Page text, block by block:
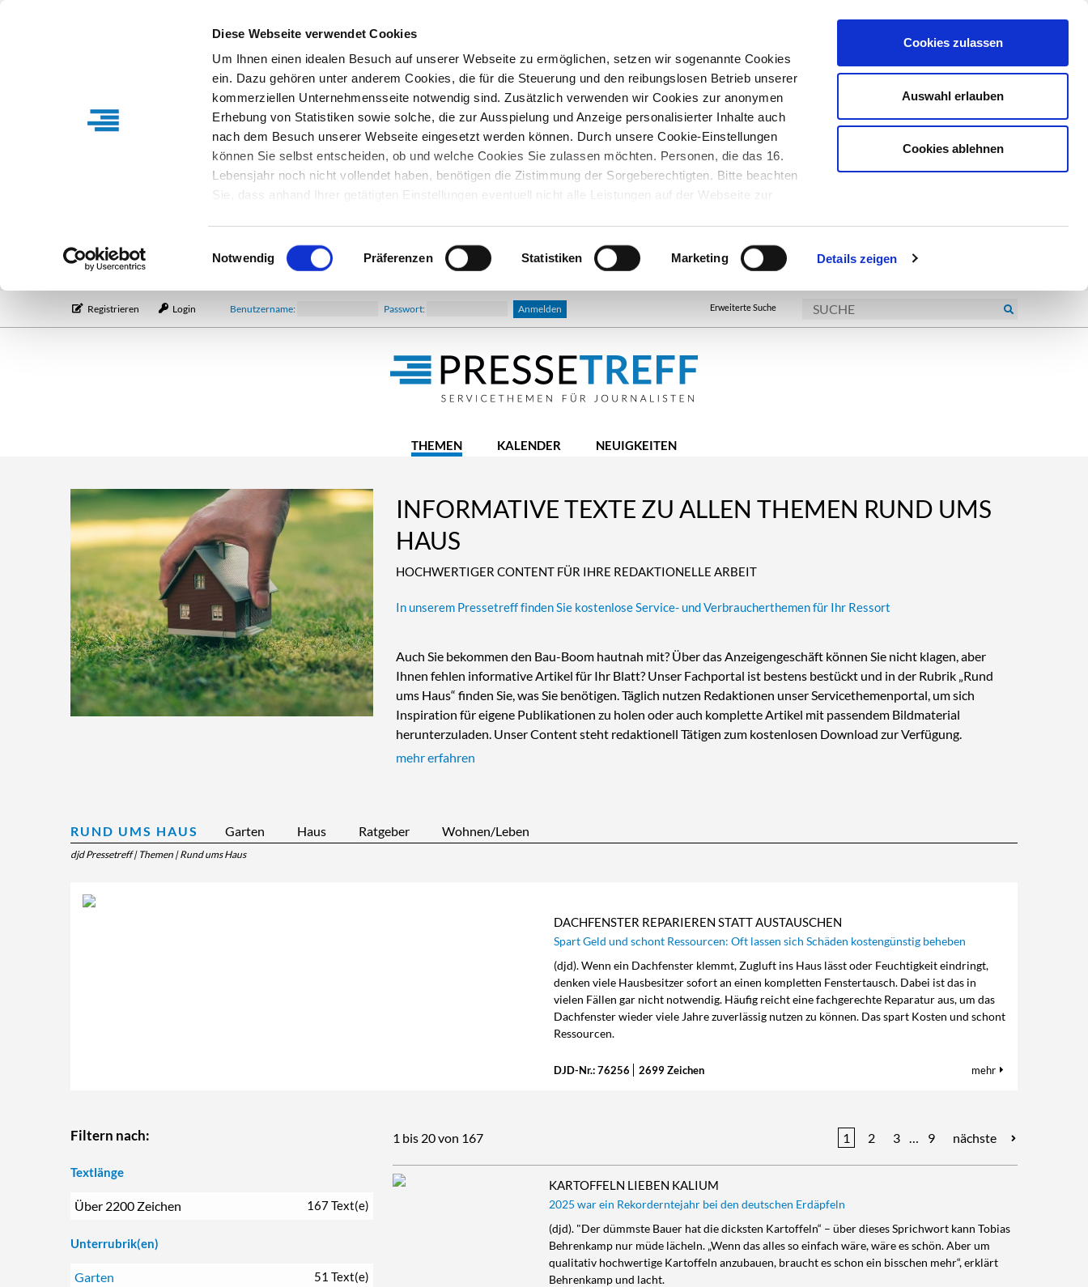
Diese Webseite verwendet Cookies
Um Ihnen einen idealen Besuch auf unserer Webseite zu ermöglichen, setzen wir sogenannte Cookies
ein. Dazu gehören unter anderem Cookies, die für die Steuerung und den reibungslosen Betrieb unserer
kommerziellen Unternehmensseite notwendig sind. Zusätzlich verwenden wir Cookies zur anonymen
Erhebung von Statistiken sowie solche, die zur Ausspielung und Anzeige personalisierter Inhalte auch
nach dem Besuch unserer Webseite eingesetzt werden können. Durch unsere Cookie-Einstellungen
können Sie selbst entscheiden, ob und welche Cookies Sie zulassen möchten. Personen, die das 16.
Lebensjahr noch nicht vollendet haben, benötigen die Zistimmung der Sorgeberechtigten. Bitte beachten
Sie, dass anhand Ihrer getätigten Einstellungen eventuell nicht alle Leistungen auf der Webseite zur
entsprechende Informationen.
Einwilligungsauswahl
Notwendig Präferenzen Statistiken Marketing Details zeigen
Cookies zulassen
Auswahl erlauben
Cookies ablehnen
Benutzername: Passwort:
Registrieren Login Erweiterte Suche
THEMEN KALENDER NEUIGKEITEN
INFORMATIVE TEXTE ZU ALLEN THEMEN RUND UMS
HAUS
HOCHWERTIGER CONTENT FÜR IHRE REDAKTIONELLE ARBEIT
In unserem Pressetreff finden Sie kostenlose Service- und Verbraucherthemen für Ihr Ressort
Auch Sie bekommen den Bau-Boom hautnah mit? Über das Anzeigengeschäft können Sie nicht klagen, aber
Ihnen fehlen informative Artikel für Ihr Blatt? Unser Fachportal ist bestens bestückt und in der Rubrik „Rund
ums Haus“ finden Sie, was Sie benötigen. Täglich nutzen Redaktionen unser Servicethemenportal, um sich
Inspiration für eigene Publikationen zu holen oder auch komplette Artikel mit passendem Bildmaterial
herunterzuladen. Unser Content steht redaktionell Tätigen zum kostenlosen Download zur Verfügung.
mehr erfahren
RUND UMS HAUS Garten Haus Ratgeber Wohnen/Leben
djd Pressetreff| Themen |Rund ums Haus
DACHFENSTER REPARIEREN STATT AUSTAUSCHEN
Spart Geld und schont Ressourcen: Oft lassen sich Schäden kostengünstig beheben
(djd). Wenn ein Dachfenster klemmt, Zugluft ins Haus lässt oder Feuchtigkeit eindringt,
denken viele Hausbesitzer sofort an einen kompletten Fenstertausch. Dabei ist das in
vielen Fällen gar nicht notwendig. Häufig reicht eine fachgerechte Reparatur aus, um das
Dachfenster wieder viele Jahre zuverlässig nutzen zu können. Das spart Kosten und schont
Ressourcen.
DJD-Nr.: 76256 2699 Zeichen mehr
1 bis 20 von 167 1 2 3 … 9 nächste
KARTOFFELN LIEBEN KALIUM
2025 war ein Rekorderntejahr bei den deutschen Erdäpfeln
(djd). "Der dümmste Bauer hat die dicksten Kartoffeln“ – über dieses Sprichwort kann Tobias
Behrenkamp nur müde lächeln. „Wenn das alles so einfach wäre, wäre es schön. Aber um
qualitativ hochwertige Kartoffeln anzubauen, braucht es schon ein bisschen mehr“, erklärt
Behrenkamp und lacht.
Filtern nach:
Textlänge
Über 2200 Zeichen 167 Text(e)
Unterrubrik(en)
Garten 51 Text(e)